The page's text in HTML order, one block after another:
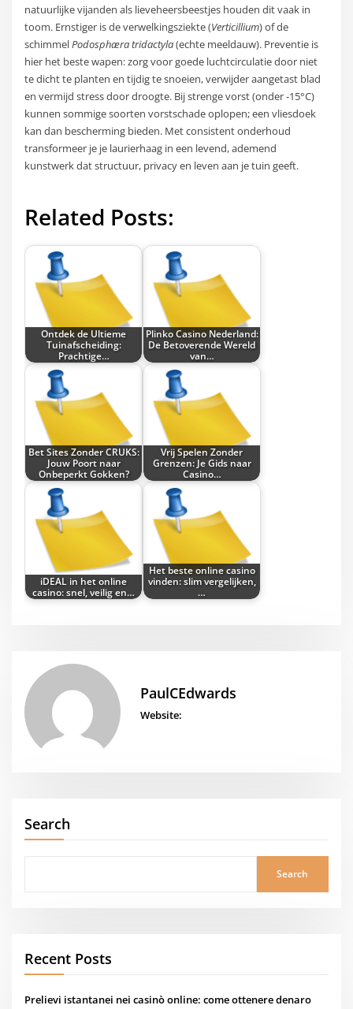
natuurlijke vijanden als lieveheersbeestjes houden dit vaak in
toom. Ernstiger is de verwelkingsziekte (Verticillium) of de
schimmelPodosphæra tridactyla(echte meeldauw). Preventie is
hier het beste wapen: zorg voor goede luchtcirculatie door niet
te dicht te planten en tijdig te snoeien, verwijder aangetast blad
en vermijd stress door droogte. Bij strenge vorst (onder -15°C)
kunnen sommige soorten vorstschade oplopen; een vliesdoek
kan dan bescherming bieden. Met consistent onderhoud
transformeer je je laurierhaag in een levend, ademend
kunstwerk dat structuur, privacy en leven aan je tuin geeft.
Related Posts:
Ontdek de Ultieme
Tuinafscheiding:
Prachtige…
Plinko Casino Nederland:
De Betoverende Wereld
van…
Bet Sites Zonder CRUKS:
Jouw Poort naar
Onbeperkt Gokken?
Vrij Spelen Zonder
Grenzen: Je Gids naar
Casino…
iDEAL in het online
casino: snel, veilig en…
Het beste online casino
vinden: slim vergelijken,
…
PaulCEdwards
Website:
Search
Search
Recent Posts
Prelievi istantanei nei casinò online: come ottenere denaro